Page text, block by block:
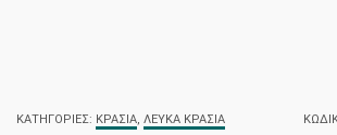
ΚΑΤΗΓΟΡΊΕΣ: ΚΡΑΣΙΆ, ΛΕΥΚΆ ΚΡΑΣΙΆ